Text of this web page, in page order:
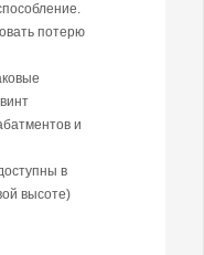
потерю
и
в
высоте)